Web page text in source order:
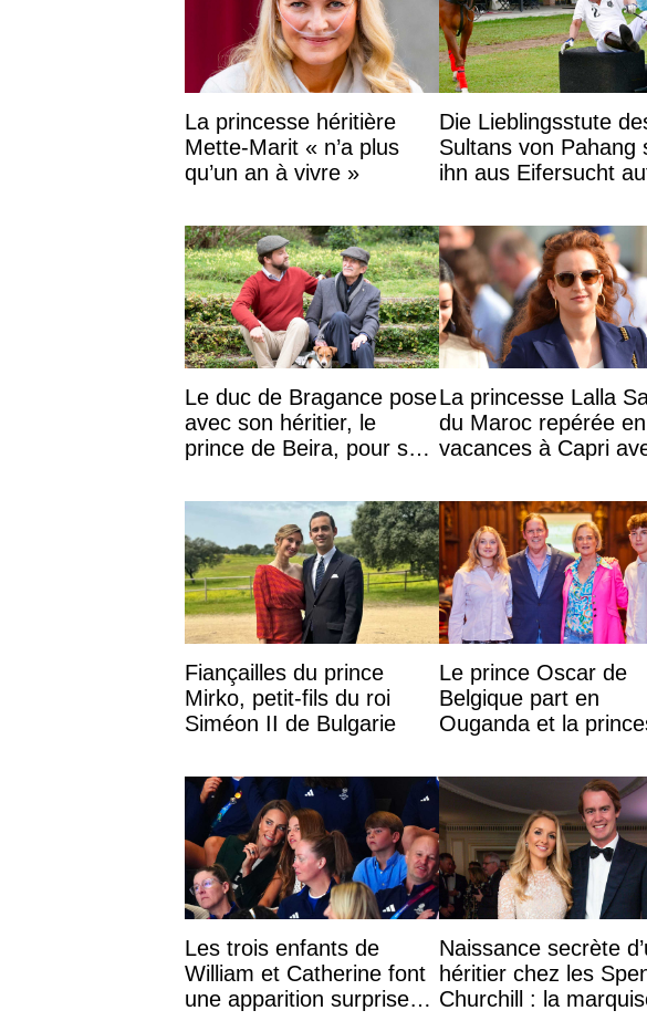
La princesse héritière
Mette-Marit « n’a plus
qu’un an à vivre »
Die Lieblingsstute
Sultans von Pahang
ihn aus Eifersucht
an
Le duc de Bragance pose
avec son héritier, le
prince de Beira, pour ses
La princesse Lalla
du Maroc repérée en
vacances à Capri
Mohammed VI
Fiançailles du prince
Mirko, petit-fils du roi
Siméon II de Bulgarie
Le prince Oscar de
Belgique part en
Ouganda et la
avocate
Les trois enfants de
William et Catherine font
une apparition surprise
Naissance secrète
héritier chez les
Churchill : la